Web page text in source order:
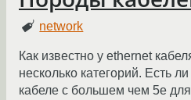
network
Как известно у ethernet
несколько категорий. Есть
кабеле с большем чем 5е